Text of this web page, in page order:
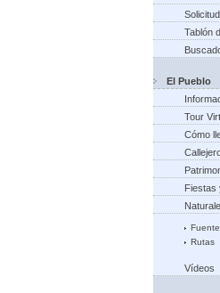
Tablón
El Pueblo
Tour
Cómo
Fiestas
Rutas
Vídeos